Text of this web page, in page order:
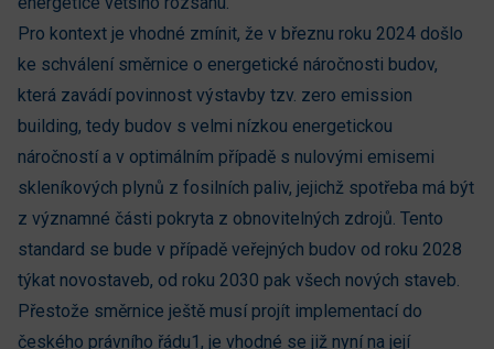
Pro kontext je vhodné zmínit, že v březnu roku 2024 došlo
ke schválení směrnice o energetické náročnosti budov,
která zavádí povinnost výstavby tzv. zero emission
building, tedy budov s velmi nízkou energetickou
náročností a v optimálním případě s nulovými emisemi
skleníkových plynů z fosilních paliv, jejichž spotřeba má být
z významné části pokryta z obnovitelných zdrojů. Tento
standard se bude v případě veřejných budov od roku 2028
týkat novostaveb, od roku 2030 pak všech nových staveb.
Přestože směrnice ještě musí projít implementací do
českého právního řádu1, je vhodné se již nyní na její